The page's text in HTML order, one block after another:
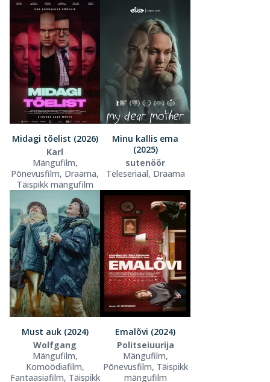
Midagi tõelist (2026)
Karl
Mängufilm,
Põnevusfilm, Draama,
Täispikk mängufilm
Minu kallis ema
(2025)
sutenöör
Teleseriaal, Draama
Must auk (2024)
Wolfgang
Mängufilm,
Komöödiafilm,
Fantaasiafilm, Täispikk
Emalõvi (2024)
Politseiuurija
Mängufilm,
Põnevusfilm, Täispikk
mängufilm